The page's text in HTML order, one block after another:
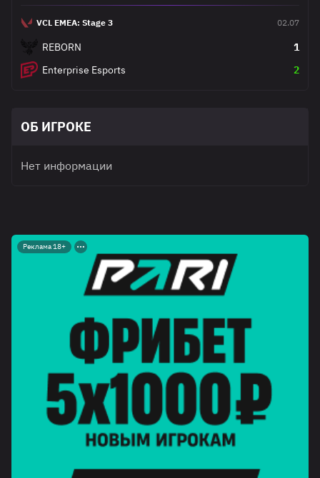
VCL EMEA: Stage 3 02.07
REBORN
1
Enterprise Esports
2
ОБ ИГРОКЕ
Нет информации
Реклама 18+